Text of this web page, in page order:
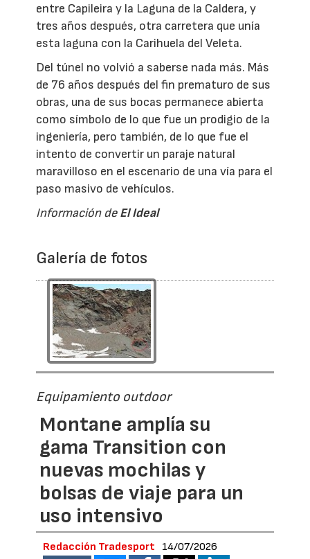
entre Capileira y la Laguna de la Caldera, y
tres años después, otra carretera que unía
esta laguna con la Carihuela del Veleta.
Del túnel no volvió a saberse nada más. Más
de 76 años después del fin prematuro de sus
obras, una de sus bocas permanece abierta
como símbolo de lo que fue un prodigio de la
ingeniería, pero también, de lo que fue el
intento de convertir un paraje natural
maravilloso en el escenario de una vía para el
paso masivo de vehículos.
Información deEl Ideal
Galería de fotos
Equipamiento outdoor
Montane amplía su
gama Transition con
nuevas mochilas y
bolsas de viaje para un
uso intensivo
Redacción Tradesport 14/07/2026